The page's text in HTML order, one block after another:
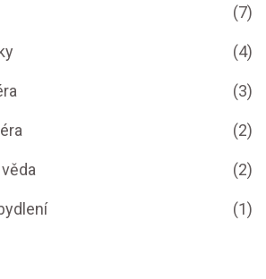
(7)
(4)
(3)
(2)
(2)
(1)